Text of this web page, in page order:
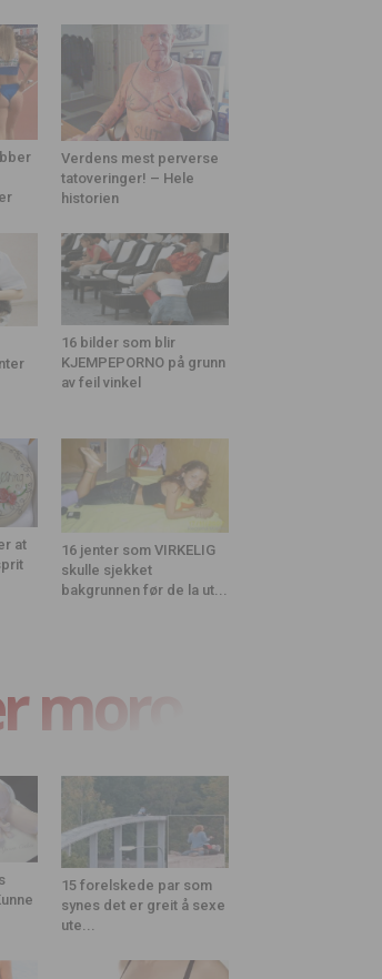
Verdens mest perverse
tatoveringer! – Hele
historien
16 bilder som blir
KJEMPEPORNO på grunn
av feil vinkel
at
16 jenter som VIRKELIG
skulle sjekket
bakgrunnen før de la ut...
moro
15 forelskede par som
synes det er greit å sexe
ute...